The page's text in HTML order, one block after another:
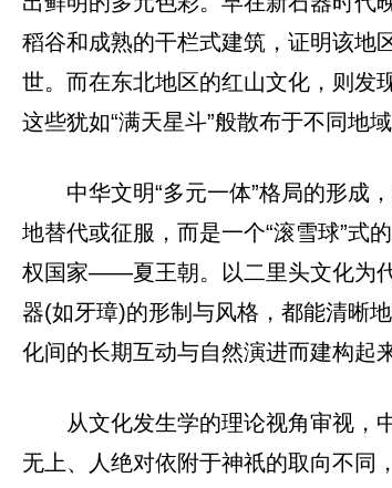
稻谷和成熟的干栏式建筑，证明该地
世。而在东北地区的红山文化，则发
这些犹如“满天星斗”般散布于不同地
中华文明“多元一体”格局的形成
地替代或征服，而是一个“滚雪球”式
权国家——夏王朝。以二里头文化为
器(如牙璋)的形制与风格，都能清晰
化间的长期互动与自然演进而建构起
从文化发生学的理论视角审视，
无上、人绝对依附于神祇的取向不同